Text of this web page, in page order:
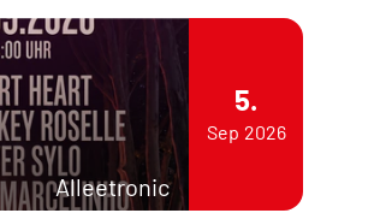
Alleetronic
5.
Sep 2026